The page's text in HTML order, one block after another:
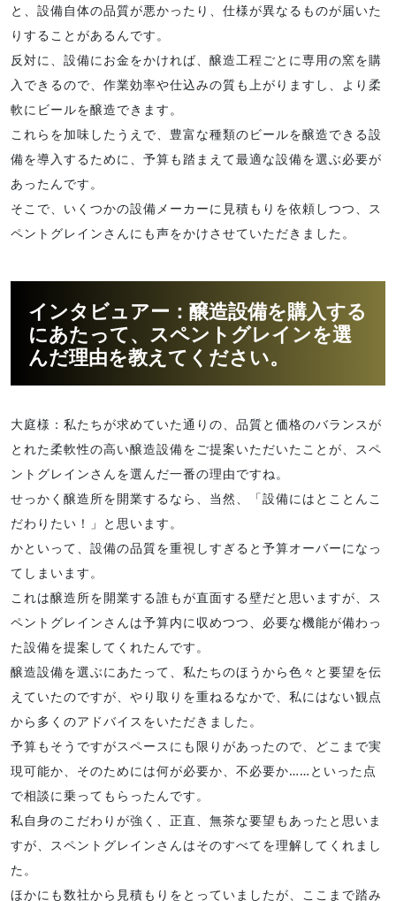
と、設備自体の品質が悪かったり、仕様が異なるものが届いた
りすることがあるんです。
反対に、設備にお金をかければ、醸造工程ごとに専用の窯を購
入できるので、作業効率や仕込みの質も上がりますし、より柔
軟にビールを醸造できます。
これらを加味したうえで、豊富な種類のビールを醸造できる設
備を導入するために、予算も踏まえて最適な設備を選ぶ必要が
あったんです。
そこで、いくつかの設備メーカーに見積もりを依頼しつつ、ス
ペントグレインさんにも声をかけさせていただきました。
インタビュアー：醸造設備を購入する
にあたって、スペントグレインを選
んだ理由を教えてください。
大庭様：私たちが求めていた通りの、品質と価格のバランスが
とれた柔軟性の高い醸造設備をご提案いただいたことが、スペ
ントグレインさんを選んだ一番の理由ですね。
せっかく醸造所を開業するなら、当然、「設備にはとことんこ
だわりたい！」と思います。
かといって、設備の品質を重視しすぎると予算オーバーになっ
てしまいます。
これは醸造所を開業する誰もが直面する壁だと思いますが、ス
ペントグレインさんは予算内に収めつつ、必要な機能が備わっ
た設備を提案してくれたんです。
醸造設備を選ぶにあたって、私たちのほうから色々と要望を伝
えていたのですが、やり取りを重ねるなかで、私にはない観点
から多くのアドバイスをいただきました。
予算もそうですがスペースにも限りがあったので、どこまで実
現可能か、そのためには何が必要か、不必要か……といった点
で相談に乗ってもらったんです。
私自身のこだわりが強く、正直、無茶な要望もあったと思いま
すが、スペントグレインさんはそのすべてを理解してくれまし
た。
ほかにも数社から見積もりをとっていましたが、ここまで踏み